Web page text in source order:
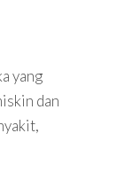
yang
dan